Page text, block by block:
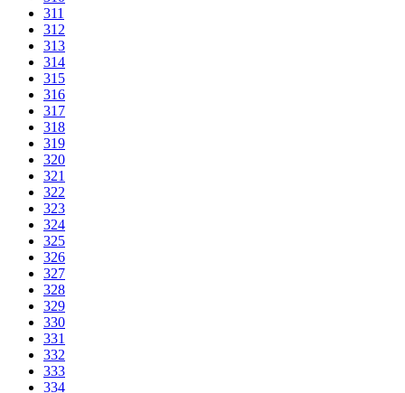
311
312
313
314
315
316
317
318
319
320
321
322
323
324
325
326
327
328
329
330
331
332
333
334